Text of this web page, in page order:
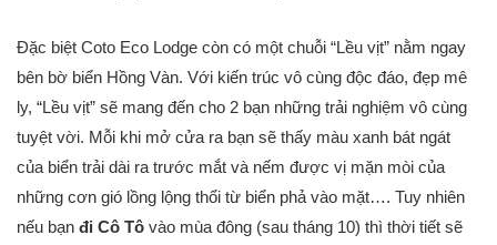
Đặc biệt Coto Eco Lodge còn có một chuỗi “Lều vịt” nằm ngay
bên bờ biển Hồng Vàn. Với kiến trúc vô cùng độc đáo, đẹp mê
ly, “Lều vịt” sẽ mang đến cho 2 bạn những trải nghiệm vô cùng
tuyệt vời. Mỗi khi mở cửa ra bạn sẽ thấy màu xanh bát ngát
của biển trải dài ra trước mắt và nếm được vị mặn mòi của
những cơn gió lồng lộng thổi từ biển phả vào mặt…. Tuy nhiên
nếu bạn đi Cô Tô vào mùa đông (sau tháng 10) thì thời tiết sẽ